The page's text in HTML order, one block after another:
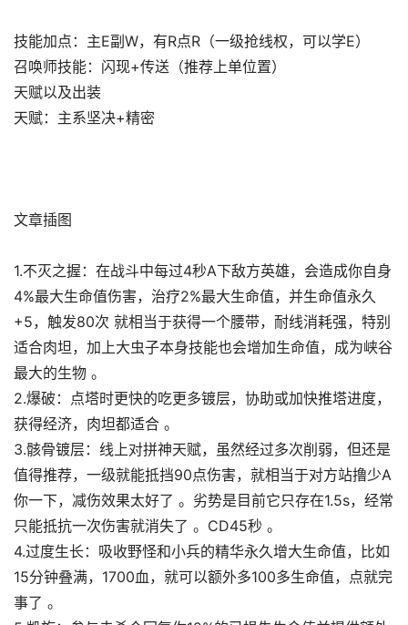
技能加点：主E副W，有R点R（一级抢线权，可以学E）
召唤师技能：闪现+传送（推荐上单位置）
天赋以及出装
天赋：主系坚决+精密
文章插图
1.不灭之握：在战斗中每过4秒A下敌方英雄，会造成你自身
4%最大生命值伤害，治疗2%最大生命值，并生命值永久
+5，触发80次 就相当于获得一个腰带，耐线消耗强，特别
适合肉坦，加上大虫子本身技能也会增加生命值，成为峡谷
最大的生物 。
2.爆破：点塔时更快的吃更多镀层，协助或加快推塔进度，
获得经济，肉坦都适合 。
3.骸骨镀层：线上对拼神天赋，虽然经过多次削弱，但还是
值得推荐，一级就能抵挡90点伤害，就相当于对方站撸少A
你一下，减伤效果太好了 。劣势是目前它只存在1.5s，经常
只能抵抗一次伤害就消失了 。CD45秒 。
4.过度生长：吸收野怪和小兵的精华永久增大生命值，比如
15分钟叠满，1700血，就可以额外多100多生命值，点就完
事了 。